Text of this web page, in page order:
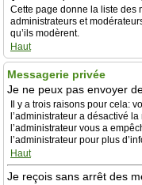
Cette page donne la liste des
administrateurs et
qu’ils modèrent.
Haut
Messagerie privée
Je ne peux pas envoyer
Il y a trois raisons pour cela:
l’administrateur a désactivé
l’administrateur vous a
l’administrateur pour plus
Haut
Je reçois sans arrêt des